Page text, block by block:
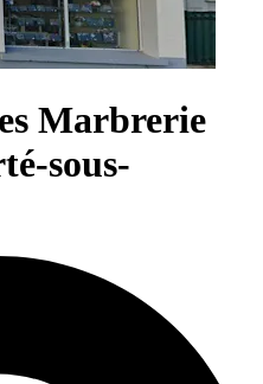
Marbrerie
sous-